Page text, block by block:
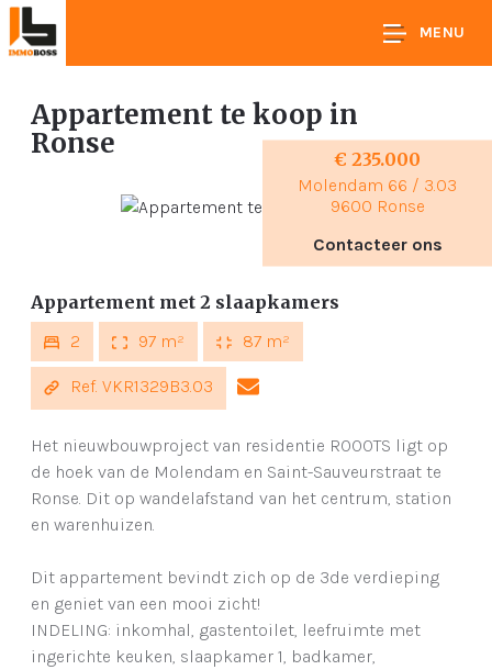
MENU
Appartement te koop in
Ronse
€ 235.000
Molendam 66 / 3.03
9600 Ronse
Contacteer ons
Appartement met 2 slaapkamers
2 97 m² 87 m²
Ref. VKR1329B3.03
Het nieuwbouwproject van residentie ROOOTS ligt op
de hoek van de Molendam en Saint-Sauveurstraat te
Ronse. Dit op wandelafstand van het centrum, station
en warenhuizen.
Dit appartement bevindt zich op de 3de verdieping
en geniet van een mooi zicht!
INDELING: inkomhal, gastentoilet, leefruimte met
ingerichte keuken, slaapkamer 1, badkamer,